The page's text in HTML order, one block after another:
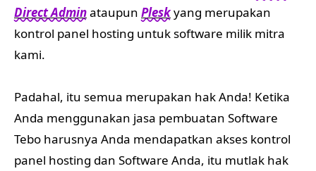
Direct Adminataupun Pleskyang merupakan
kontrol panel hosting untuk software milik mitra
kami.
Padahal, itu semua merupakan hak Anda! Ketika
Anda menggunakan jasa pembuatan Software
Tebo harusnya Anda mendapatkan akses kontrol
panel hosting dan Software Anda, itu mutlak hak